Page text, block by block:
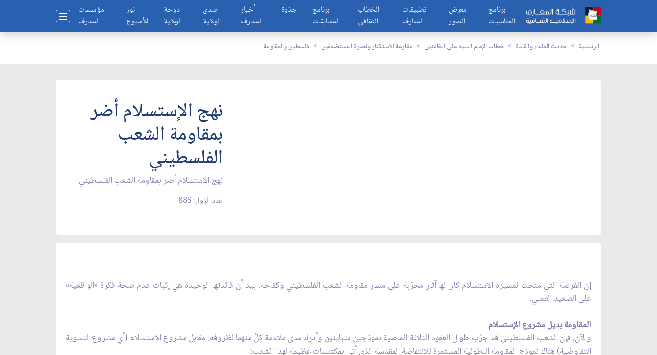
مؤسسات
المعارف
نور
الأسبوع
دوحة
الولاية
صدى
الولاية
أخبار
المعارف
جذوة
برنامج
المسابقات
الخطاب
الثقافي
تطبيقات
المعارف
معرض
الصور
برنامج
المناسبات
الرئيسية حديث العلماء والقادة خطاب الإمام السيد علي الخامنئي مقارعة الاستكبار ونصرة المستضعفين فلسطين والمقاومة
نهج الإستسلام أضر
بمقاومة الشعب
الفلسطيني
نهج الإستسلام أضر بمقاومة الشعب الفلسطيني
عدد الزوار: 885
إن الفرصة التي منحت لمسيرة الاستسلام كان لها آثار مخرّبة على مسار مقاومة الشعب الفلسطيني وكفاحه. بيد أن فائدتها الوحيدة هي إثبات عدم صحة فكرة «الواقعية»
على الصعيد العملي.
المقاومة بديل مشروع الإستسلام
والآن، فإن الشعب الفلسطيني قد جرّب طوال العقود الثلاثة الماضية نموذجين متباينين وأدرك مدى ملاءمة كلٍّ منهما لظروفه. مقابل مشروع الاستسلام (أي مشروع التسوية
التفاوضية) هناك نموذج المقاومة البطولية المستمرة للانتفاضة المقدسة الذي أتى بمكتسبات عظيمة لهذا الشعب: